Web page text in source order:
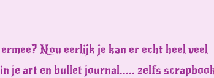
Nou eerlijk je kan er echt heel veel
in je art en bullet journal..... zelfs